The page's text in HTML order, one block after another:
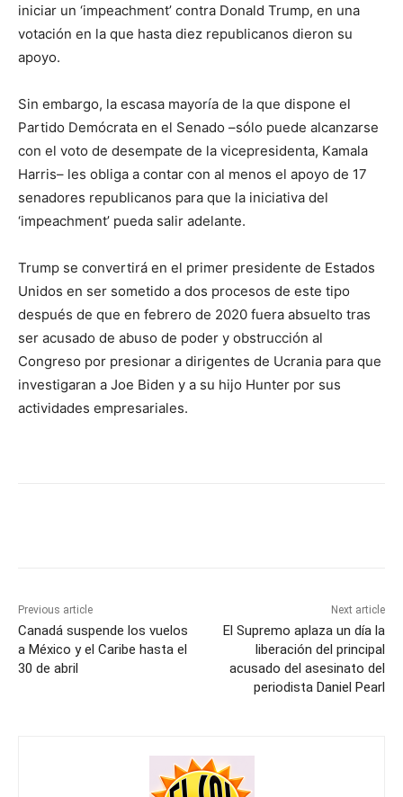
iniciar un ‘impeachment’ contra Donald Trump, en una
votación en la que hasta diez republicanos dieron su
apoyo.
Sin embargo, la escasa mayoría de la que dispone el
Partido Demócrata en el Senado –sólo puede alcanzarse
con el voto de desempate de la vicepresidenta, Kamala
Harris– les obliga a contar con al menos el apoyo de 17
senadores republicanos para que la iniciativa del
‘impeachment’ pueda salir adelante.
Trump se convertirá en el primer presidente de Estados
Unidos en ser sometido a dos procesos de este tipo
después de que en febrero de 2020 fuera absuelto tras
ser acusado de abuso de poder y obstrucción al
Congreso por presionar a dirigentes de Ucrania para que
investigaran a Joe Biden y a su hijo Hunter por sus
actividades empresariales.
Previous article
Canadá suspende los vuelos
a México y el Caribe hasta el
30 de abril
Next article
El Supremo aplaza un día la
liberación del principal
acusado del asesinato del
periodista Daniel Pearl